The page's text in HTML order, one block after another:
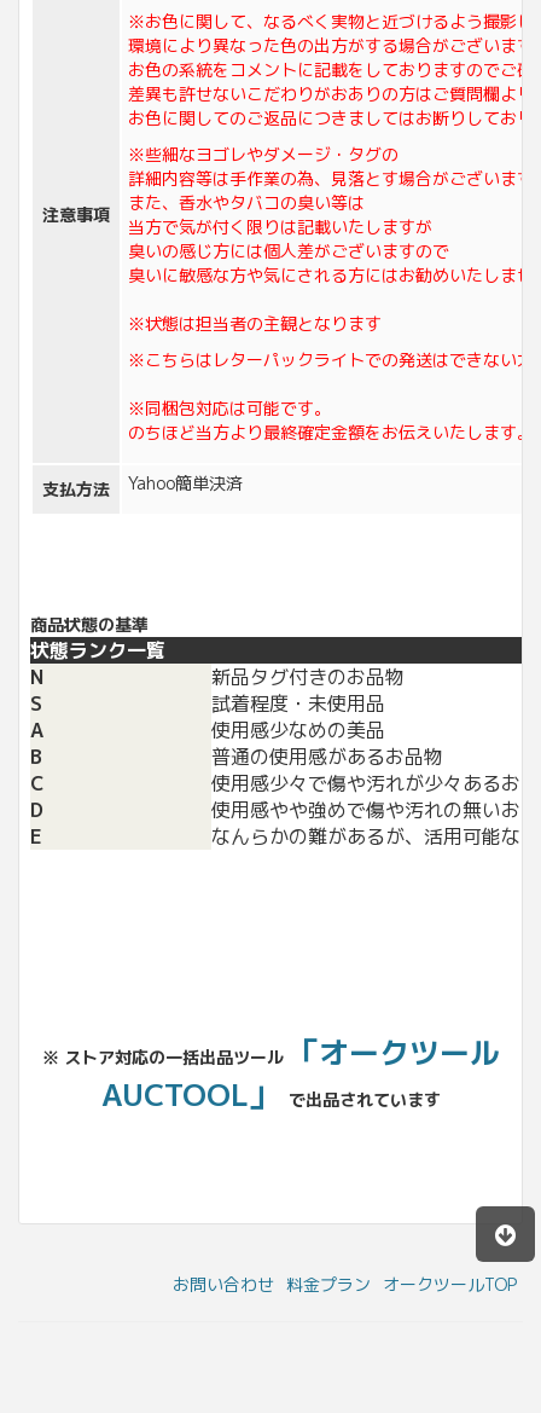
注意事項
※お色に関して、なるべく実物と近づけるよう撮影し
環境により異なった色の出方がする場合がございます
お色の系統をコメントに記載をしておりますのでご確
差異も許せないこだわりがおありの方はご質問欄より
お色に関してのご返品につきましてはお断りしており
※些細なヨゴレやダメージ・タグの
詳細内容等は手作業の為、見落とす場合がございます
また、香水やタバコの臭い等は
当方で気が付く限りは記載いたしますが
臭いの感じ方には個人差がございますので
臭いに敏感な方や気にされる方にはお勧めいたしませ
※状態は担当者の主観となります
※こちらはレターパックライトでの発送はできない大
※同梱包対応は可能です。
のちほど当方より最終確定金額をお伝えいたします。
支払方法 Yahoo簡単決済
商品状態の基準
状態ランク一覧
N
新品タグ付きのお品物
S
試着程度・未使用品
A
使用感少なめの美品
B
普通の使用感があるお品物
C
使用感少々で傷や汚れが少々あるお
D
使用感やや強めで傷や汚れの無いお
E
なんらかの難があるが、活用可能な
※ ストア対応の一括出品ツール
「オークツール
AUCTOOL」
で出品されています
お問い合わせ 料金プラン オークツールTOP